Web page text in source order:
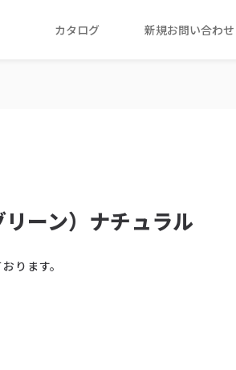
カタログ 新規お問い合わせ
ーン）ナチュラル
ります。